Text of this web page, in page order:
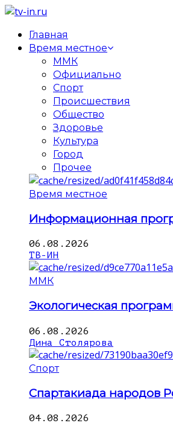
Главная
Время местное
ММК
Официально
Спорт
Происшествия
Общество
Здоровье
Культура
Город
Прочее
Время местное
Информационная
06.08.2026
ТВ-ИН
ММК
Экологическая
06.08.2026
Дина Столярова
Спорт
Спартакиада народов
04.08.2026